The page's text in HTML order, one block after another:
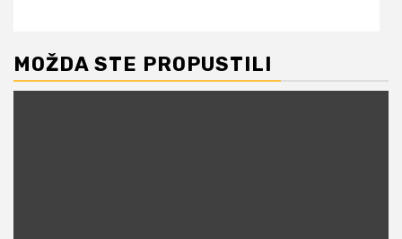
MOŽDA STE PROPUSTILI